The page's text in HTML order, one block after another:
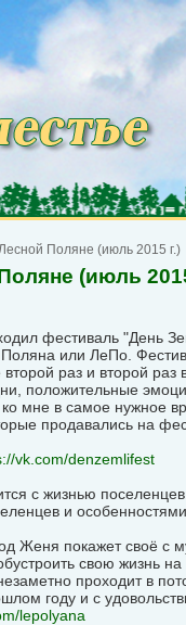
Поляне (июль 2015 г.)
(июль
фестиваль "День
или ЛеПо.
раз и второй раз
положительные
мне в самое нужное
продавались на
vk.com/denzemlifest
с жизнью
и
Женя покажет своё с
свою жизнь
проходит в
году и с
lepolyana